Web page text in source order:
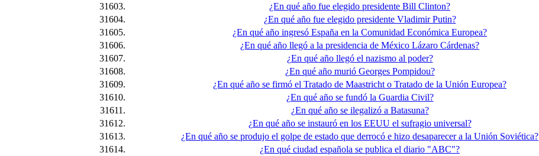
31603.
¿En qué año fue elegido presidente Bill Clinton?
31604.
¿En qué año fue elegido presidente Vladimir Putin?
31605.
¿En qué año ingresó España en la Comunidad Económica Europea?
31606.
¿En qué año llegó a la presidencia de México Lázaro Cárdenas?
31607.
¿En qué año llegó el nazismo al poder?
31608.
¿En qué año murió Georges Pompidou?
31609.
¿En qué año se firmó el Tratado de Maastricht o Tratado de la Unión Europea?
31610.
¿En qué año se fundó la Guardia Civil?
31611.
¿En qué año se ilegalizó a Batasuna?
31612.
¿En qué año se instauró en los EEUU el sufragio universal?
31613.
¿En qué año se produjo el golpe de estado que derrocó e hizo desaparecer a la Unión Soviética?
31614.
¿En qué ciudad española se publica el diario "ABC"?